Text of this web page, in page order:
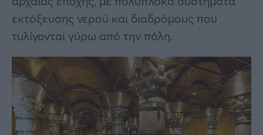
εκτόξευσης νερού και διαδρόμους που
τυλίγονται γύρω από την πόλη.